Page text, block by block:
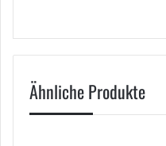
Ähnliche Produkte